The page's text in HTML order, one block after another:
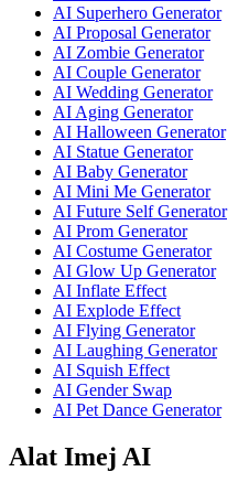
AI Superhero Generator
AI Proposal Generator
AI Zombie Generator
AI Couple Generator
AI Wedding Generator
AI Aging Generator
AI Halloween Generator
AI Statue Generator
AI Baby Generator
AI Mini Me Generator
AI Future Self Generator
AI Prom Generator
AI Costume Generator
AI Glow Up Generator
AI Inflate Effect
AI Explode Effect
AI Flying Generator
AI Laughing Generator
AI Squish Effect
AI Gender Swap
AI Pet Dance Generator
Alat Imej AI